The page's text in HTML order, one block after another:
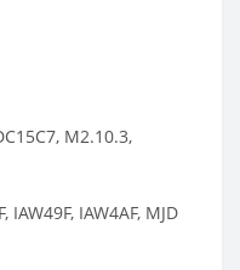
M2.10.3,
IAW49F, IAW4AF, MJD